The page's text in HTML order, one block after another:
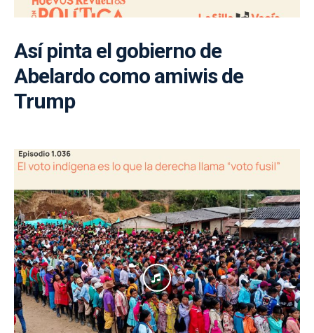
Así pinta el gobierno de
Abelardo como amiwis de
Trump